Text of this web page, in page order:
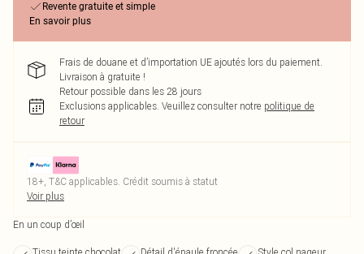
Revente gratuite et simple
En savoir plus
Frais de douane et d’importation UE ajoutés lors du paiement.
Livraison à gratuite !
Retour possible dans les 28 jours
Exclusions applicables. Veuillez consulter notre politique de
retour
18+, T&C applicables. Crédit soumis à statut
Voir plus
En un coup d’œil